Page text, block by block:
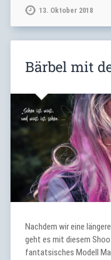
13. Oktober 2018
Bärbel mit
Nachdem wir eine
geht es mit diesem
fantatsisches Modell